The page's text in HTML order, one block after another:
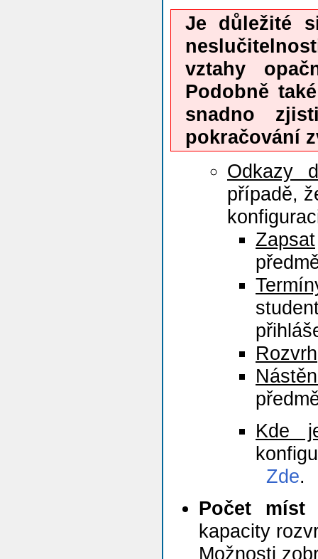
Je důležité
vztahy
Podobně
snadno
pokračování
Odkazy
případě,
Zapsat
Rozvrh
Kde
Zde.
Počet míst-
kapacity
Možnosti